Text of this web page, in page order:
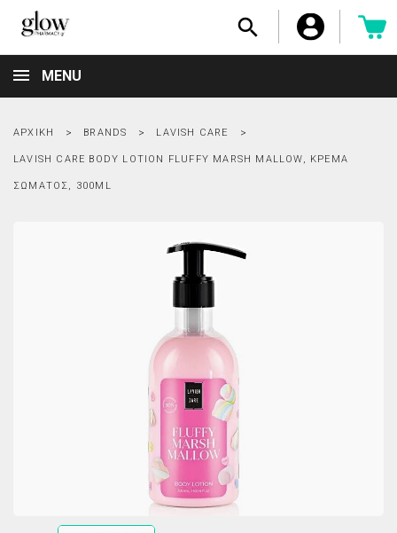

MENU
ΑΡΧΙΚΉ BRANDS LAVISH CARE
LAVISH CARE BODY LOTION FLUFFY MARSH MALLOW, ΚΡΈΜΑ
ΣΏΜΑΤΟΣ, 300ML